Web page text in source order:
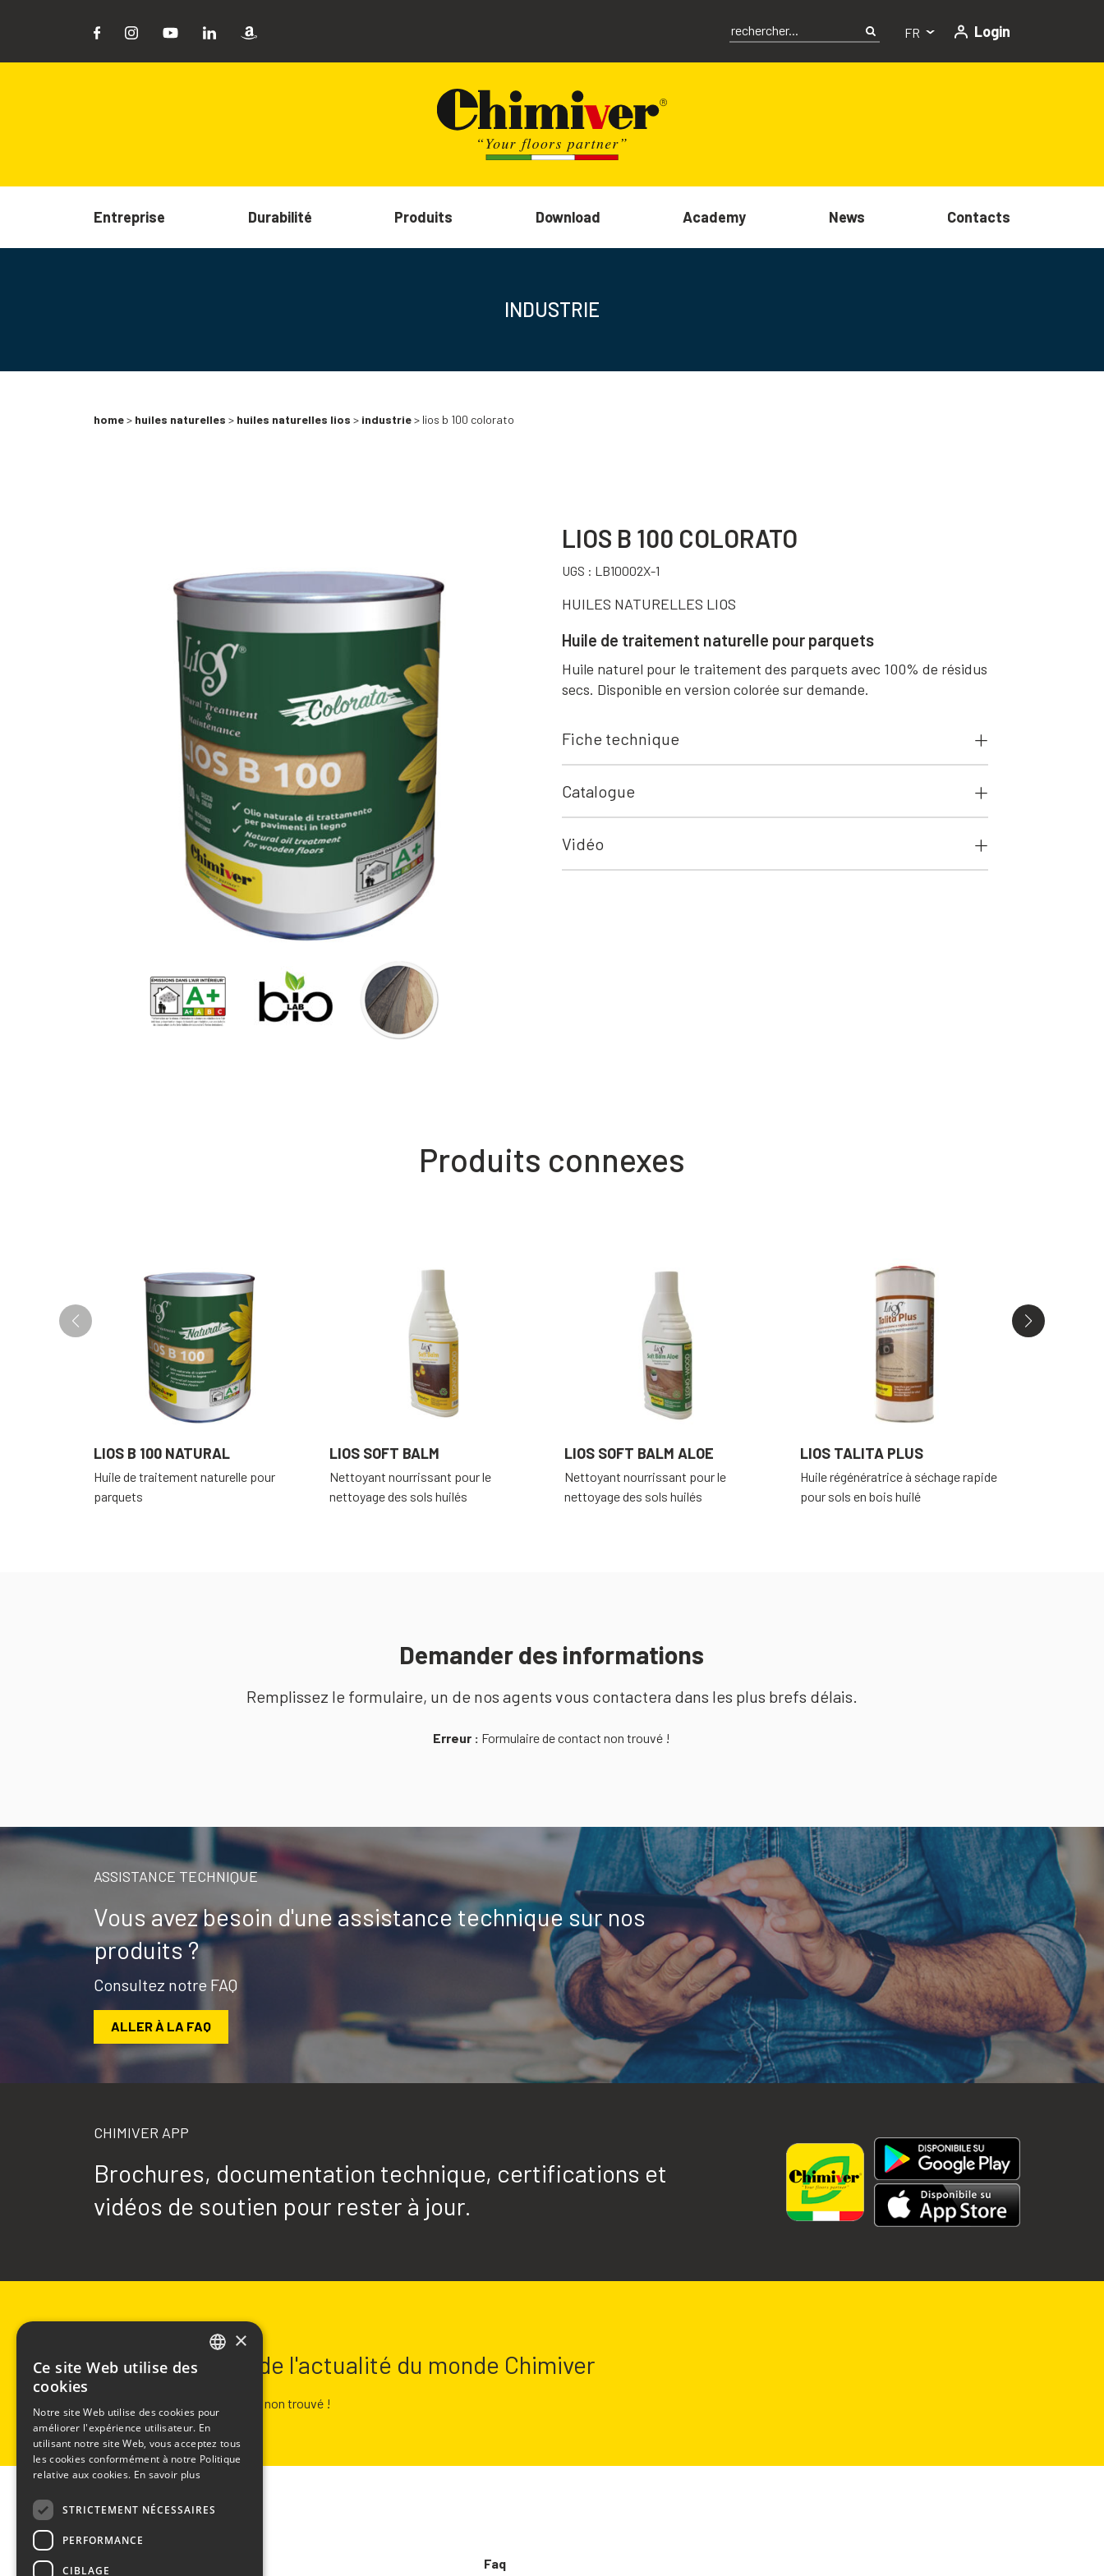
FR Login
Entreprise Durabilité Produits Download Academy News Contacts
INDUSTRIE
home> huiles naturelles > huiles naturelles lios > industrie> lios b 100 colorato
LIOS B 100 COLORATO
UGS : LB10002X-1
HUILES NATURELLES LIOS
Huile de traitement naturelle pour parquets
Huile naturel pour le traitement des parquets avec 100% de résidus
secs. Disponible en version colorée sur demande.
Fiche technique
Catalogue
Vidéo
Produits connexes
LIOS B 100 NATURAL
Huile de traitement naturelle pour
parquets
LIOS SOFT BALM
Nettoyant nourrissant pour le
nettoyage des sols huilés
LIOS SOFT BALM ALOE
Nettoyant nourrissant pour le
nettoyage des sols huilés
LIOS TALITA PLUS
Huile régénératrice à séchage rapide
pour sols en bois huilé
Demander des informations
Remplissez le formulaire, un de nos agents vous contactera dans les plus brefs délais.
Erreur : Formulaire de contact non trouvé !
ASSISTANCE TECHNIQUE
Vous avez besoin d'une assistance technique sur nos
produits ?
Consultez notre FAQ
ALLER À LA FAQ
CHIMIVER APP
Brochures, documentation technique, certifications et
vidéos de soutien pour rester à jour.
Restez informé de l'actualité du monde Chimiver
Formulaire de contact non trouvé !
CHIMIVER PANSERI S.p.A.
Faq
SPANISH
×
Ce site Web utilise des
cookies
Notre site Web utilise des cookies pour
améliorer l'expérience utilisateur. En
utilisant notre site Web, vous acceptez tous
les cookies conformément à notre Politique
relative aux cookies. En savoir plus
STRICTEMENT NÉCESSAIRES
PERFORMANCE
CIBLAGE